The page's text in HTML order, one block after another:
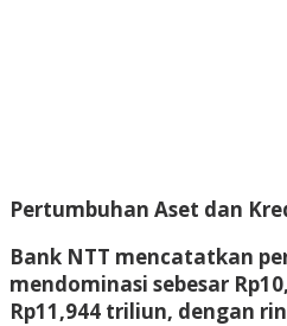
Pertumbuhan Aset dan
Bank NTT mencatatkan
mendominasi sebesar
Rp11,944 triliun, dengan